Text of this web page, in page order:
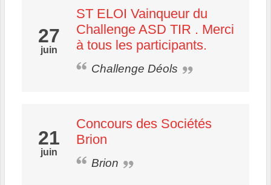
27
juin
ST ELOI Vainqueur du
Challenge ASD TIR . Merci
à tous les participants.
Challenge Déols
21
juin
Concours des Sociétés
Brion
Brion